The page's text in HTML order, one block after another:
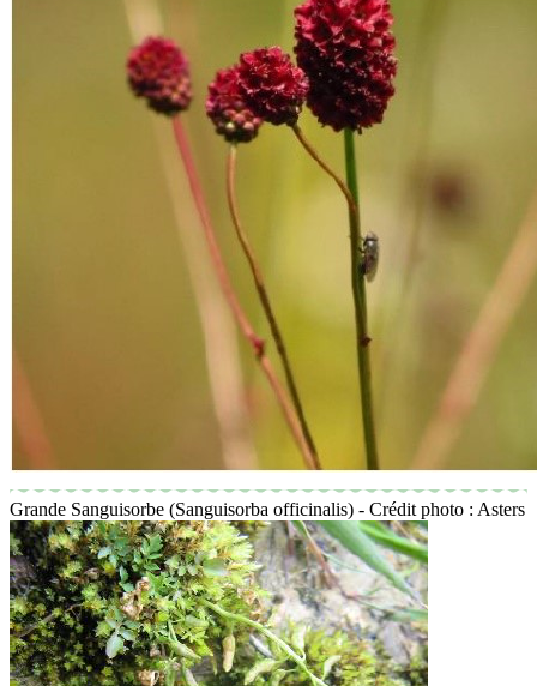
Grande Sanguisorbe (Sanguisorba officinalis) - Crédit photo : Asters